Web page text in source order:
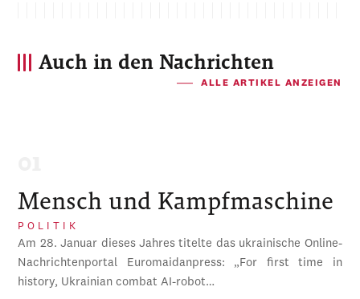
Auch in den Nachrichten
ALLE ARTIKEL ANZEIGEN
Mensch und Kampfmaschine
POLITIK
Am 28. Januar dieses Jahres titelte das ukrainische Online-
Nachrichtenportal Euromaidanpress: „For first time in
history, Ukrainian combat AI-robot…